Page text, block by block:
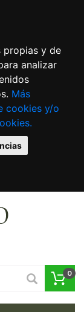
propias y de
analizar
Más
cookies y/o
0